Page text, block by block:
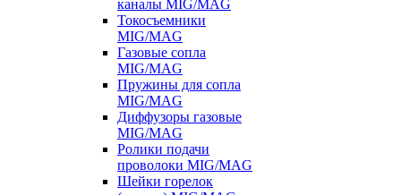
каналы MIG/MAG
Токосъемники
MIG/MAG
Газовые сопла
MIG/MAG
Пружины для сопла
MIG/MAG
Диффузоры газовые
MIG/MAG
Ролики подачи
проволоки MIG/MAG
Шейки горелок